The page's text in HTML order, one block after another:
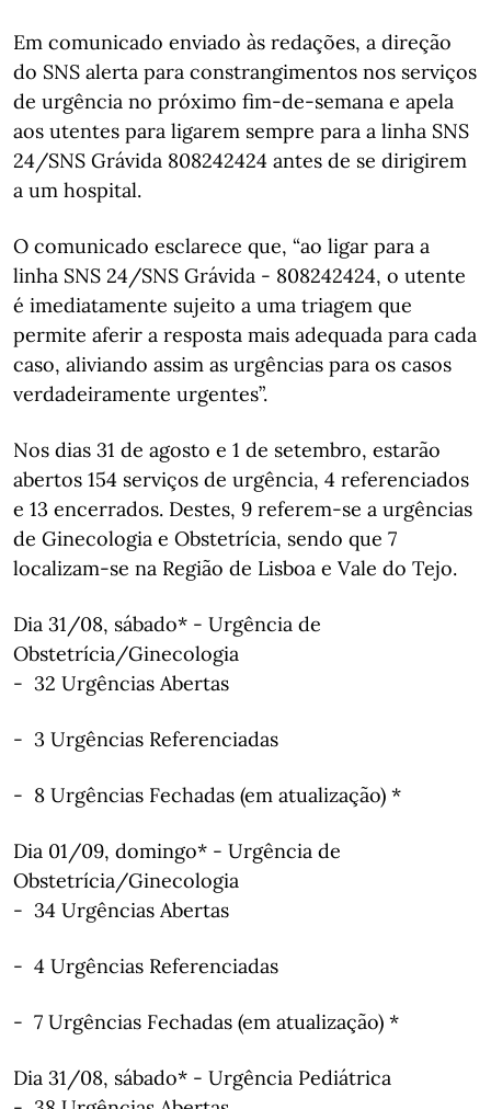
Em comunicado enviado às redações, a direção
do SNS alerta para constrangimentos nos serviços
de urgência no próximo fim-de-semana e apela
aos utentes para ligarem sempre para a linha SNS
24/SNS Grávida 808242424 antes de se dirigirem
a um hospital.
O comunicado esclarece que, “ao ligar para a
linha SNS 24/SNS Grávida - 808242424, o utente
é imediatamente sujeito a uma triagem que
permite aferir a resposta mais adequada para cada
caso, aliviando assim as urgências para os casos
verdadeiramente urgentes”.
Nos dias 31 de agosto e 1 de setembro, estarão
abertos 154 serviços de urgência, 4 referenciados
e 13 encerrados. Destes, 9 referem-se a urgências
de Ginecologia e Obstetrícia, sendo que 7
localizam-se na Região de Lisboa e Vale do Tejo.
Dia 31/08, sábado* - Urgência de
Obstetrícia/Ginecologia
- 32 Urgências Abertas
- 3 Urgências Referenciadas
- 8 Urgências Fechadas (em atualização) *
Dia 01/09, domingo* - Urgência de
Obstetrícia/Ginecologia
- 34 Urgências Abertas
- 4 Urgências Referenciadas
- 7 Urgências Fechadas (em atualização) *
Dia 31/08, sábado* - Urgência Pediátrica